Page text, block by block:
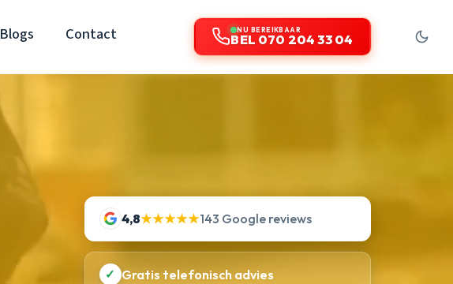
Blogs Contact NU BEREIKBAAR
BEL 070 204 33 04
4,8★★★★★143 Google reviews
✓ Gratis telefonisch advies